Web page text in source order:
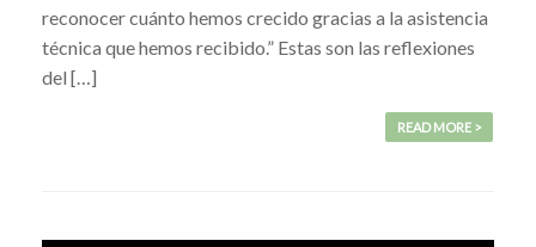
reconocer cuánto hemos crecido gracias a la asistencia
técnica que hemos recibido.” Estas son las reflexiones
del […]
READ MORE >